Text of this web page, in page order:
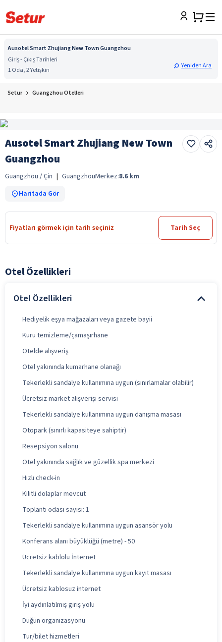
Ausotel Smart Zhujiang New Town Guangzhou
Giriş - Çıkış Tarihleri
1 Oda, 2 Yetişkin
Yeniden Ara
Setur Guangzhou Otelleri
Ausotel Smart Zhujiang New Town
Guangzhou
Guangzhou / Çin | GuangzhouMerkez:8.6 km
Haritada Gör
Fiyatları görmek için tarih seçiniz Tarih Seç
Otel Özellikleri
Otel Özellikleri
Hediyelik eşya mağazaları veya gazete bayii
Kuru temizleme/çamaşırhane
Otelde alışveriş
Otel yakınında kumarhane olanağı
Tekerlekli sandalye kullanımına uygun (sınırlamalar olabilir)
Ücretsiz market alışverişi servisi
Tekerlekli sandalye kullanımına uygun danışma masası
Otopark (sınırlı kapasiteye sahiptir)
Resepsiyon salonu
Otel yakınında sağlık ve güzellik spa merkezi
Hızlı check-in
Kilitli dolaplar mevcut
Toplantı odası sayısı: 1
Tekerlekli sandalye kullanımına uygun asansör yolu
Konferans alanı büyüklüğü (metre) - 50
Ücretsiz kablolu İnternet
Tekerlekli sandalye kullanımına uygun kayıt masası
Ücretsiz kablosuz internet
İyi aydınlatılmış giriş yolu
Düğün organizasyonu
Tur/bilet hizmetleri